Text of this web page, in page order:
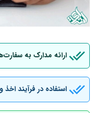
ارائه مدارک به
استفاده در فرآیند